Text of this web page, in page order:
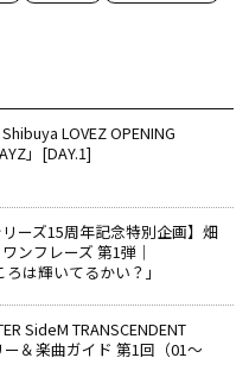
LOVEZ OPENING
」[DAY.1]
リーズ15周年記念特別企画】畑
ンフレーズ 第1弾｜
は輝いてるかい？」
SideM TRANSCENDENT
ー＆楽曲ガイド 第1回（01～